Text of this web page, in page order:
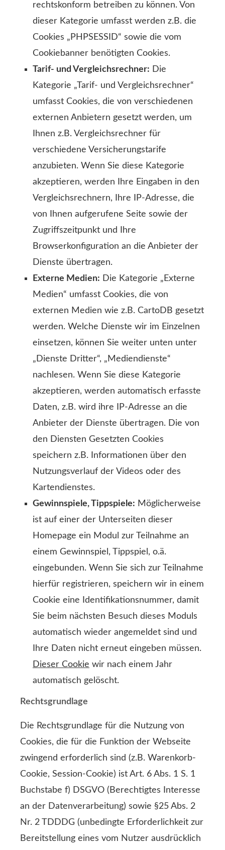
rechtskonform betreiben zu können. Von
dieser Kategorie umfasst werden z.B. die
Cookies „PHPSESSID“ sowie die vom
Cookiebanner benötigten Cookies.
Tarif- und Vergleichsrechner: Die
Kategorie „Tarif- und Vergleichsrechner“
umfasst Cookies, die von verschiedenen
externen Anbietern gesetzt werden, um
Ihnen z.B. Vergleichsrechner für
verschiedene Versicherungstarife
anzubieten. Wenn Sie diese Kategorie
akzeptieren, werden Ihre Eingaben in den
Vergleichsrechnern, Ihre IP-Adresse, die
von Ihnen aufgerufene Seite sowie der
Zugriffszeitpunkt und Ihre
Browserkonfiguration an die Anbieter der
Dienste übertragen.
Externe Medien: Die Kategorie „Externe
Medien“ umfasst Cookies, die von
externen Medien wie z.B. CartoDB gesetzt
werden. Welche Dienste wir im Einzelnen
einsetzen, können Sie weiter unten unter
„Dienste Dritter“, „Mediendienste“
nachlesen. Wenn Sie diese Kategorie
akzeptieren, werden automatisch erfasste
Daten, z.B. wird ihre IP-Adresse an die
Anbieter der Dienste übertragen. Die von
den Diensten Gesetzten Cookies
speichern z.B. Informationen über den
Nutzungsverlauf der Videos oder des
Kartendienstes.
Gewinnspiele, Tippspiele: Möglicherweise
ist auf einer der Unterseiten dieser
Homepage ein Modul zur Teilnahme an
einem Gewinnspiel, Tippspiel, o.ä.
eingebunden. Wenn Sie sich zur Teilnahme
hierfür registrieren, speichern wir in einem
Cookie eine Identifikationsnummer, damit
Sie beim nächsten Besuch dieses Moduls
automatisch wieder angemeldet sind und
Ihre Daten nicht erneut eingeben müssen.
Dieser Cookie wir nach einem Jahr
automatisch gelöscht.
Rechtsgrundlage
Die Rechtsgrundlage für die Nutzung von
Cookies, die für die Funktion der Webseite
zwingend erforderlich sind (z.B. Warenkorb-
Cookie, Session-Cookie) ist Art. 6 Abs. 1 S. 1
Buchstabe f) DSGVO (Berechtigtes Interesse
an der Datenverarbeitung) sowie §25 Abs. 2
Nr. 2 TDDDG (unbedingte Erforderlichkeit zur
Bereitstellung eines vom Nutzer ausdrücklich